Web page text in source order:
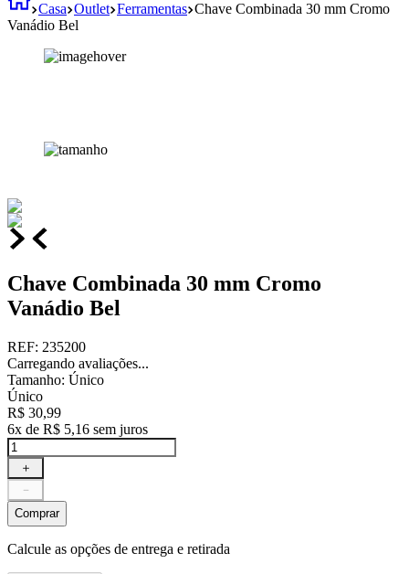
Casa Outlet Ferramentas Chave Combinada 30 mm Cromo
Vanádio Bel
Chave Combinada 30 mm Cromo
Vanádio Bel
REF: 235200
Carregando avaliações...
Tamanho: Único
Único
R$ 30,99
6x de R$ 5,16 sem juros
＋
－
Comprar
Calcule as opções de entrega e retirada